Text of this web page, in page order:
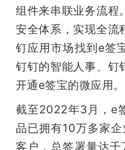
组件来串联业务流程
安全体系，实现全流
钉应用市场找到e签
钉钉的智能人事、钉
开通e签宝的微应用。
截至2022年3月，e
品已拥有10万多家
客户，总签署量达